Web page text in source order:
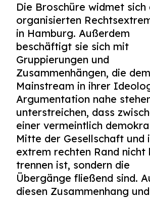
Die Broschüre widmet sich
organisierten
in Hamburg. Außerdem
beschäftigt sie sich mit
Gruppierungen und
Zusammenhängen, die dem
Mainstream in ihrer
Argumentation nahe
unterstreichen, dass
einer vermeintlich
Mitte der Gesellschaft und
extrem rechten Rand nicht
trennen ist, sondern die
Übergänge fließend sind.
diesen Zusammenhang